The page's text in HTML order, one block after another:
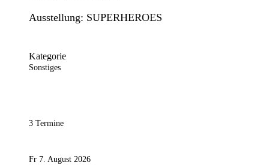
Ausstellung: SUPERHEROES
Kategorie
Sonstiges
3 Termine
Fr 7. August 2026